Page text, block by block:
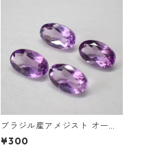
ブラジル産アメジスト オーバ
ルカットルース 0.2ct前後 5m
m*3mm前後
¥300